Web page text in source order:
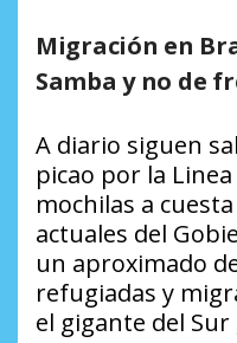
Migración en
Samba y no de
A diario siguen
picao por la
mochilas a
actuales del
un aproximado
refugiadas y
el gigante del